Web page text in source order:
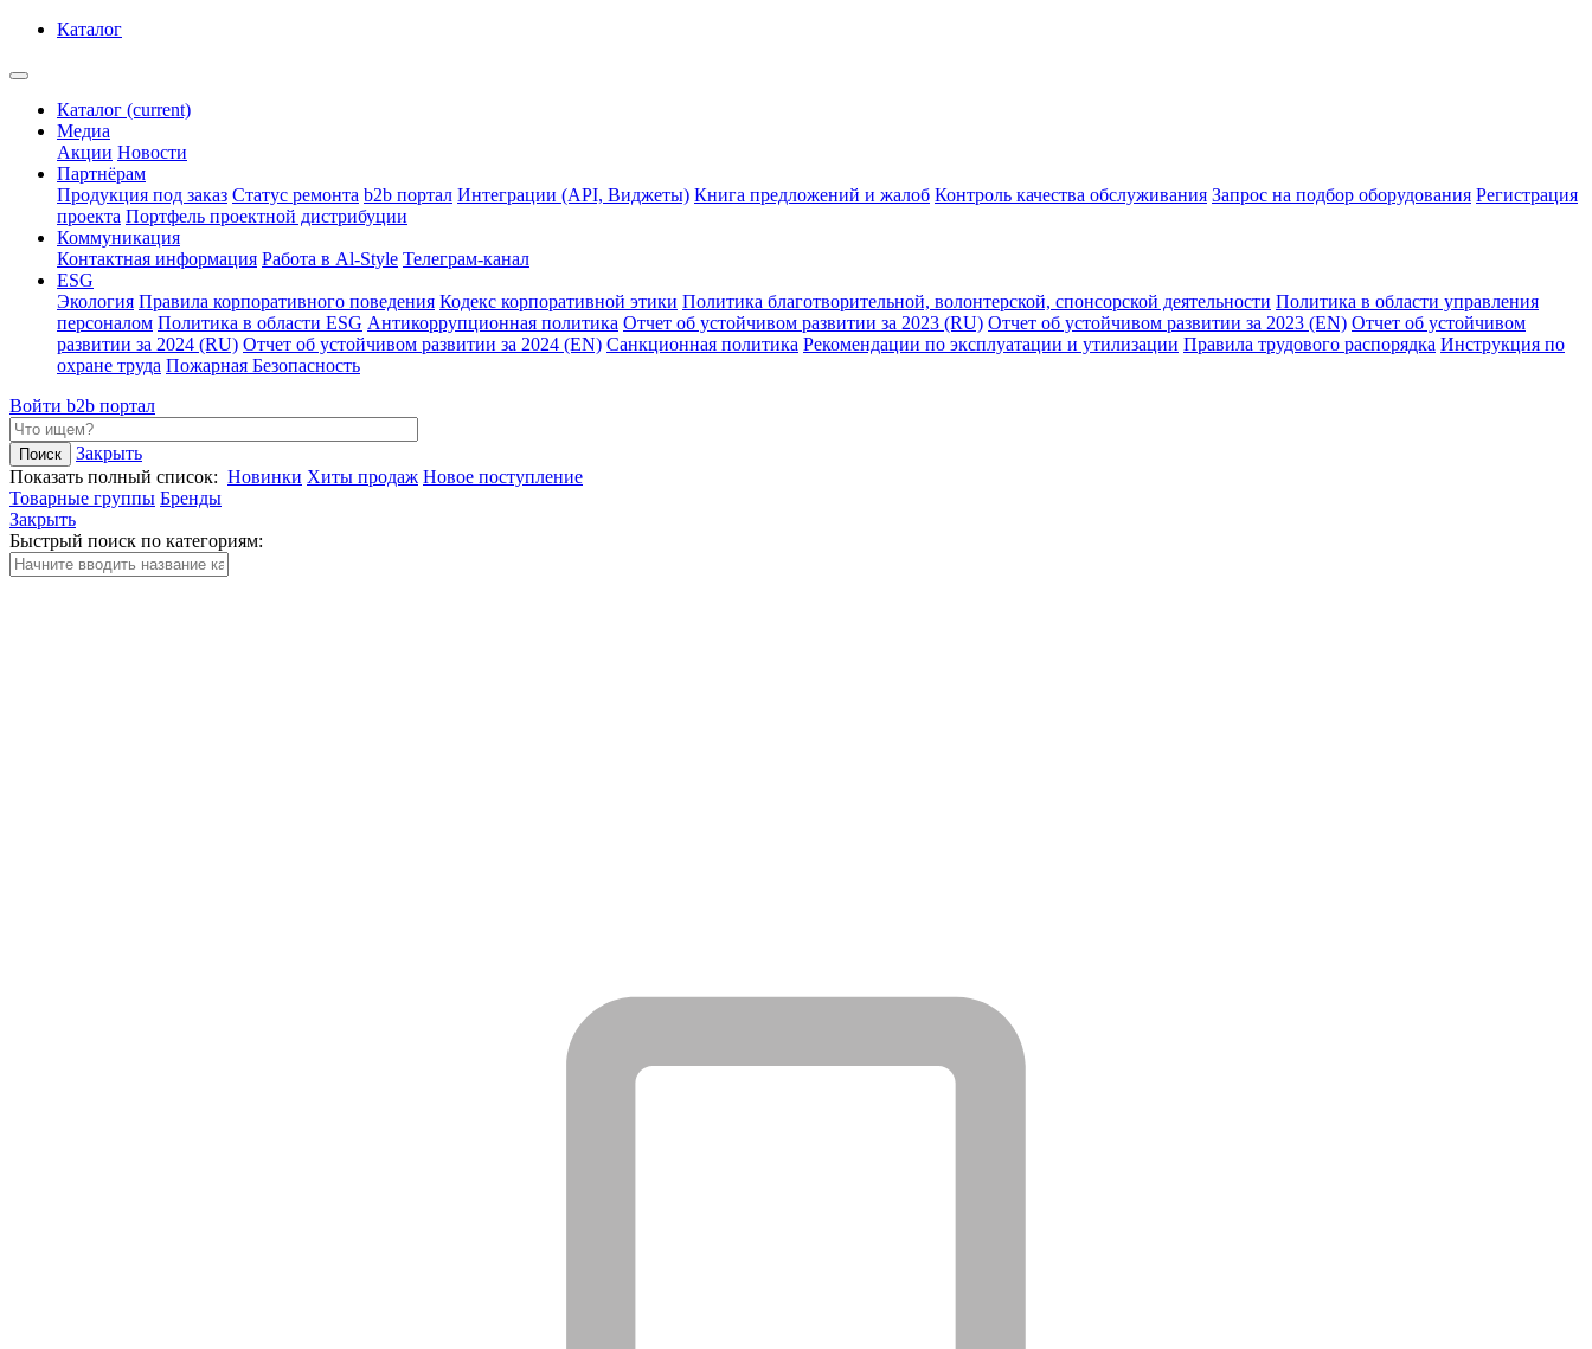
Каталог
Каталог (current)
Медиа
Акции Новости
Партнёрам
Продукция под заказ Статус ремонта b2b портал Интеграции (API, Виджеты) Книга предложений и жалоб Контроль качества обслуживания Запрос на подбор оборудования Регистрация
проекта Портфель проектной дистрибуции
Коммуникация
Контактная информация Работа в Al-Style Телеграм-канал
ESG
Экология Правила корпоративного поведения Кодекс корпоративной этики Политика благотворительной, волонтерской, спонсорской деятельности Политика в области управления
персоналом Политика в области ESG Антикоррупционная политика Отчет об устойчивом развитии за 2023 (RU) Отчет об устойчивом развитии за 2023 (EN) Отчет об устойчивом
развитии за 2024 (RU) Отчет об устойчивом развитии за 2024 (EN) Санкционная политика Рекомендации по эксплуатации и утилизации Правила трудового распорядка Инструкция по
охране труда Пожарная Безопасность
Войти b2b портал
Закрыть
Показать полный список: Новинки Хиты продаж Новое поступление
Товарные группы Бренды
Закрыть
Быстрый поиск по категориям: